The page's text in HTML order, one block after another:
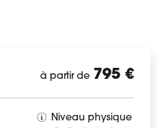
à partir de 795 €
Niveau physique